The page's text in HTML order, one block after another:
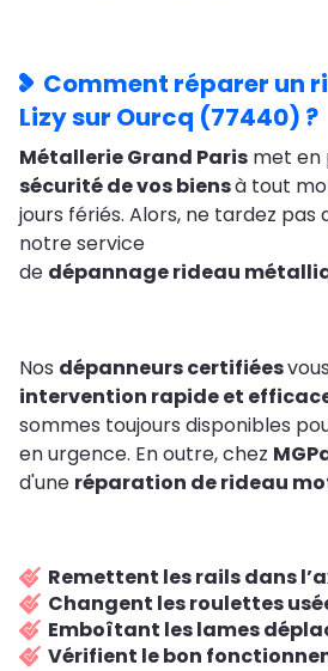
Comment réparer un
Lizy sur Ourcq (77440) ?
MétallerieGrand Paris met en
sécurité de vos biensà tout
jours fériés. Alors, ne tardez pas
notre service
de dépannage rideau
Nos dépanneurs certifiées
intervention rapide et
sommes toujours disponibles
en urgence. En outre, chez
d'une réparation de rideau
Remettent les rails dans
Changent les roulettes
Emboîtant les lames
Vérifient le bon